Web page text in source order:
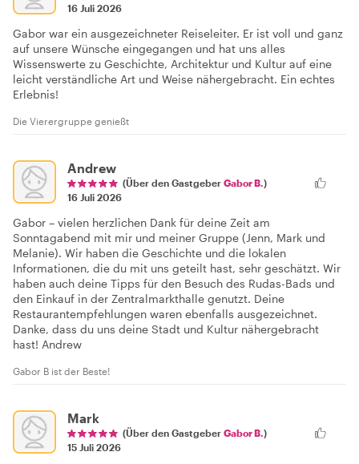
16 Juli 2026
Gabor war ein ausgezeichneter Reiseleiter. Er ist voll und ganz
auf unsere Wünsche eingegangen und hat uns alles
Wissenswerte zu Geschichte, Architektur und Kultur auf eine
leicht verständliche Art und Weise nähergebracht. Ein echtes
Erlebnis!
Die Vierergruppe genießt
Andrew
(Über den Gastgeber Gabor B. )
16 Juli 2026
Gabor – vielen herzlichen Dank für deine Zeit am
Sonntagabend mit mir und meiner Gruppe (Jenn, Mark und
Melanie). Wir haben die Geschichte und die lokalen
Informationen, die du mit uns geteilt hast, sehr geschätzt. Wir
haben auch deine Tipps für den Besuch des Rudas-Bads und
den Einkauf in der Zentralmarkthalle genutzt. Deine
Restaurantempfehlungen waren ebenfalls ausgezeichnet.
Danke, dass du uns deine Stadt und Kultur nähergebracht
hast! Andrew
Gabor B ist der Beste!
Mark
(Über den Gastgeber Gabor B. )
15 Juli 2026